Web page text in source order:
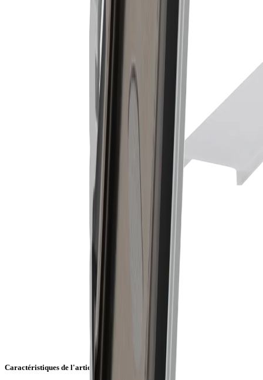
Caractéristiques de l'article